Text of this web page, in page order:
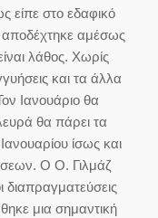
είπε στο εδαφικό
αποδέχτηκε αμέσως
λάθος. Χωρίς
και τα άλλα
Ιανουάριο θα
θα πάρει τα
ίσως και
Ο Ο. Γιλμάζ
διαπραγματεύσεις
μια σημαντική